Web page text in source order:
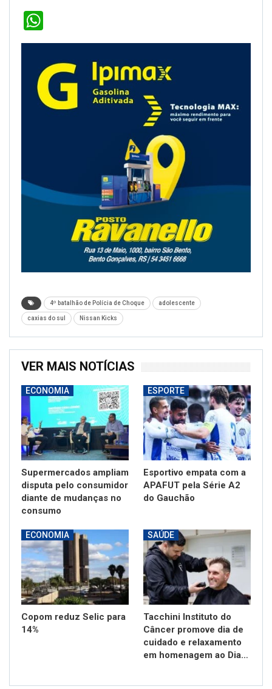
4º batalhão de Polícia de Choque adolescente
caxias do sul Nissan Kicks
VER MAIS NOTÍCIAS
ECONOMIA
Supermercados ampliam
disputa pelo consumidor
diante de mudanças no
consumo
ESPORTE
Esportivo empata com a
APAFUT pela Série A2
do Gauchão
ECONOMIA
Copom reduz Selic para
14%
SAÚDE
Tacchini Instituto do
Câncer promove dia de
cuidado e relaxamento
em homenagem ao Dia…